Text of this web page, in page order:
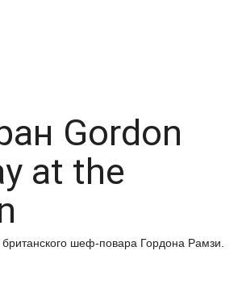
Gordon
at the
британского шеф-повара Гордона Рамзи.